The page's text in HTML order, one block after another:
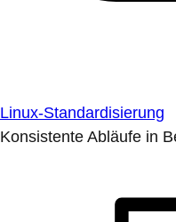
Linux-Standardisierung
Konsistente Abläufe in